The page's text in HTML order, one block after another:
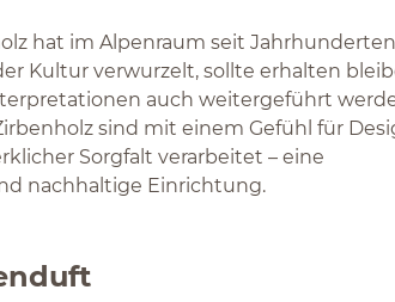
hat im Alpenraum seit Jahrhunderten
Kultur verwurzelt, sollte erhalten
auch weitergeführt
sind mit einem Gefühl für
Sorgfalt verarbeitet – eine
nachhaltige Einrichtung.